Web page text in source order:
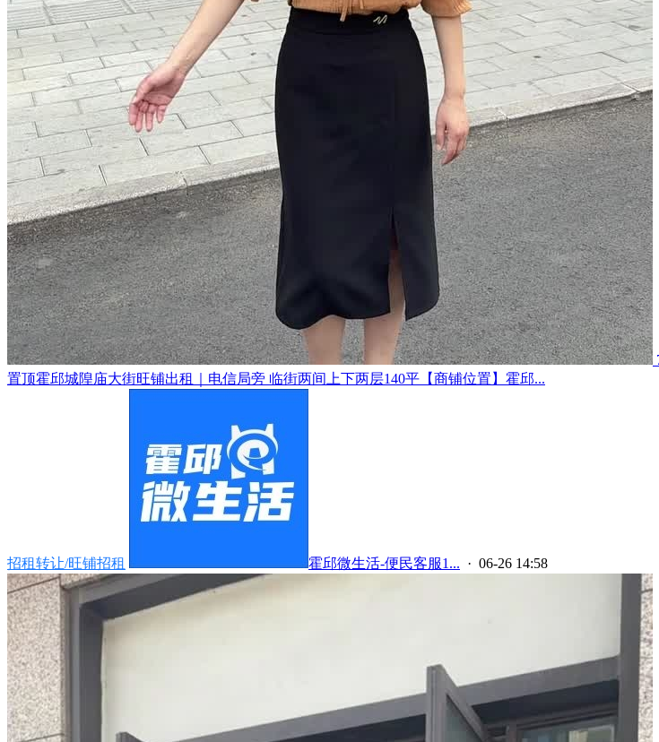
置顶霍邱城隍庙大街旺铺出租｜电信局旁 临街两间上下两层140平【商铺位置】霍邱...
招租转让/旺铺招租 霍邱微生活-便民客服1... · 06-26 14:58